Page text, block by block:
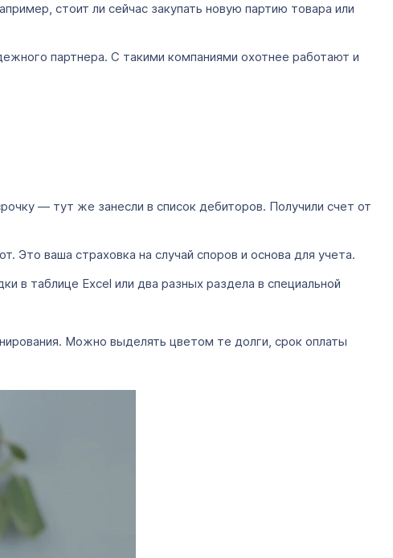
стоит ли сейчас закупать новую партию товара или
партнера. С такими компаниями охотнее работают и
— тут же занесли в список дебиторов. Получили счет от
ваша страховка на случай споров и основа для учета.
в таблице Excel или два разных раздела в специальной
Можно выделять цветом те долги, срок оплаты